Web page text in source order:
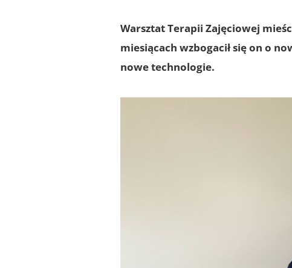
Warsztat Terapii Zajęciowej
miesiącach wzbogacił się on o
nowe technologie.